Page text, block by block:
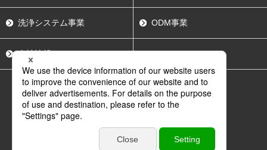
洗浄システム事業 ODM事業
会社情報
採用情報
サイトポリシー
サイトマップ